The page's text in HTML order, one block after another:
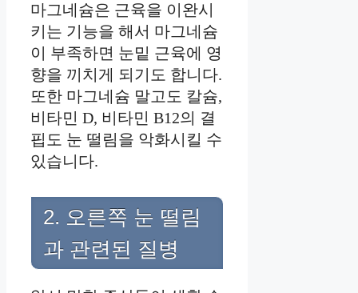
마그네슘은 근육을 이완시
키는 기능을 해서 마그네슘
이 부족하면 눈밑 근육에 영
향을 끼치게 되기도 합니다.
또한 마그네슘 말고도 칼슘,
비타민 D, 비타민 B12의 결
핍도 눈 떨림을 악화시킬 수
있습니다.
2. 오른쪽 눈 떨림
과 관련된 질병